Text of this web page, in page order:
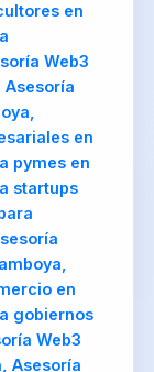
en
Web3
Asesoría
en
pymes en
startups
en
gobiernos
Web3
Asesoría